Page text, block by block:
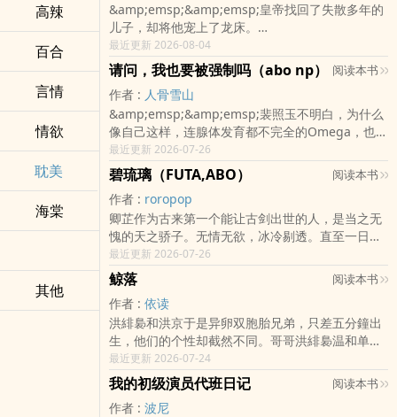
高辣
百合
言情
情欲
耽美
海棠
其他
&amp;emsp;&amp;emsp;皇帝找回了失散多年的
儿子，却将他宠上了龙床。
&amp;emsp;&amp;emsp;只有明珠自己知道，他
只是个胆大包天的冒牌货。
&amp;emsp;&amp;emsp;封建大爹鳏夫味皇帝x
被宠娇的可怜小宝&amp;emsp;&amp;emsp;差
18&amp;emsp;&amp
最近更新 2026-08-04
请问，我也要被强制吗（abo np） 阅读本书
作者 : 人骨雪山
&amp;emsp;&amp;emsp;裴照玉不明白，为什么
像自己这样，连腺体发育都不完全的Omega，也要
被抓去做信息素匹配检测。更让人想不到的是，结
果显示，与她高度契合的Alpha人数竟然达到了四
个及以上。而这份数据里，还不包括她的血亲和未
成年匹配者。?阅前请知悉：男全洁，含骨科。共计
六个男主，其中有一对兄弟。存在部分男主看不起
女主出身和容貌的剧情。女主后期也不会变美。普
女设
最近更新 2026-07-26
碧琉璃（FUTA,ABO） 阅读本书
作者 : roropop
卿芷作为古来第一个能让古剑出世的人，是当之无
愧的天之骄子。无情无欲，冰冷剔透。直至一日，
陌生的少女设计将她囚禁，撩开她衣袍。“你说，你
是不是最下贱的？”排雷：瞎写，解压用的，卿芷靖
川，年上，前期弱攻强受不完全肉文，有剧情，标
题后有括号的是h章受非洁，存在与其他人（AO都
有，都女的）的身体关系和多p情节，有ntr。攻守
攻德(重点！！！）感情上始终1v1设定女A没有阴
囊，有b，所以会有受一边骑一边扣
最近更新 2026-07-26
鲸落 阅读本书
作者 : 依读
洪緋裊和洪京于是异卵双胞胎兄弟，只差五分鐘出
生，他们的个性却截然不同。哥哥洪緋裊温和单
纯，弟弟洪京于聪明活泼，两人像是鲸鱼和飞鸟，
处在世界的两端。 高中遇见宋落后，洪緋裊的生活
產生天翻地覆的..
最近更新 2026-07-24
我的初级演员代班日记 阅读本书
作者 : 波尼